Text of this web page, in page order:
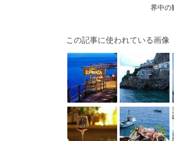
界中の
この記事に使われている画像